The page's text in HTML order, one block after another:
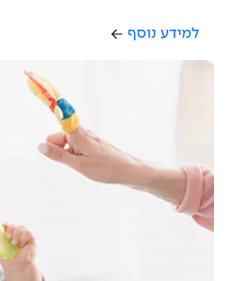
למידע נוסף